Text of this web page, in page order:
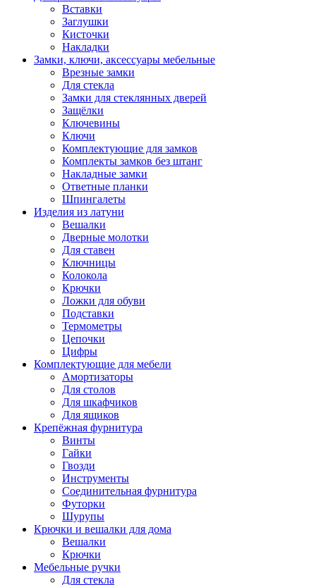
Вставки
Заглушки
Кисточки
Накладки
Замки, ключи, аксессуары мебельные
Врезные замки
Для стекла
Замки для стеклянных дверей
Защёлки
Ключевины
Ключи
Комплектующие для замков
Комплекты замков без штанг
Накладные замки
Ответные планки
Шпингалеты
Изделия из латуни
Вешалки
Дверные молотки
Для ставен
Ключницы
Колокола
Крючки
Ложки для обуви
Подставки
Термометры
Цепочки
Цифры
Комплектующие для мебели
Амортизаторы
Для столов
Для шкафчиков
Для ящиков
Крепёжная фурнитура
Винты
Гайки
Гвозди
Инструменты
Соединительная фурнитура
Футорки
Шурупы
Крючки и вешалки для дома
Вешалки
Крючки
Мебельные ручки
Для стекла